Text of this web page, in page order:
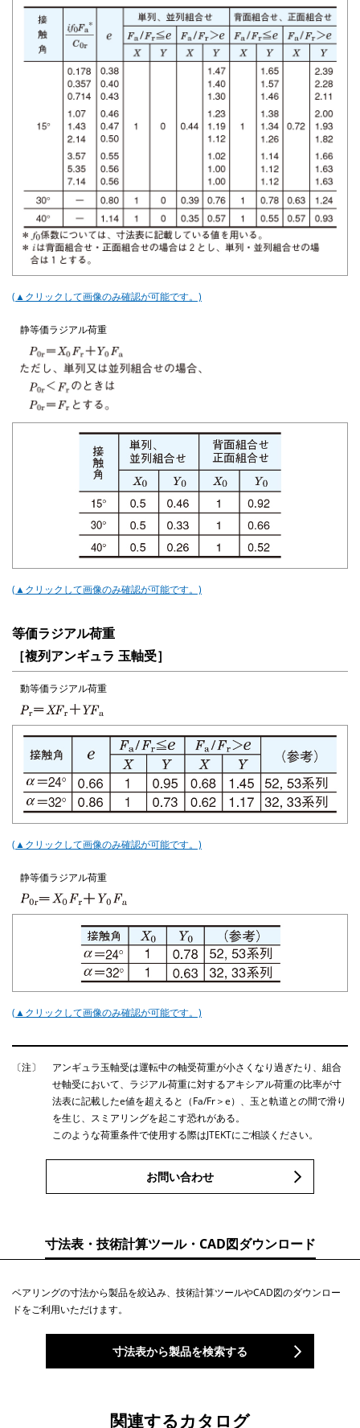
(▲クリックして画像のみ確認が可能です。)
静等価ラジアル荷重
(▲クリックして画像のみ確認が可能です。)
等価ラジアル荷重
［複列アンギュラ 玉軸受］
動等価ラジアル荷重
(▲クリックして画像のみ確認が可能です。)
静等価ラジアル荷重
(▲クリックして画像のみ確認が可能です。)
〔注〕
アンギュラ玉軸受は運転中の軸受荷重が小さくなり過ぎたり、組合
せ軸受において、ラジアル荷重に対するアキシアル荷重の比率が寸
法表に記載したe値を超えると（Fa/Fr＞e）、玉と軌道との間で滑り
を生じ、スミアリングを起こす恐れがある。
このような荷重条件で使用する際はJTEKTにご相談ください。
お問い合わせ
寸法表・技術計算ツール・CAD図ダウンロード
ベアリングの寸法から製品を絞込み、技術計算ツールやCAD図のダウンロー
ドをご利用いただけます。
寸法表から製品を検索する
関連するカタログ